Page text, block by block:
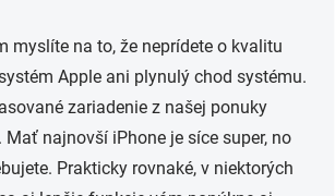
myslíte na to, že neprídete o kvalitu
Apple ani plynulý chod systému.
zariadenie z našej ponuky
najnovší iPhone je síce super, no
Prakticky rovnaké, v niektorých